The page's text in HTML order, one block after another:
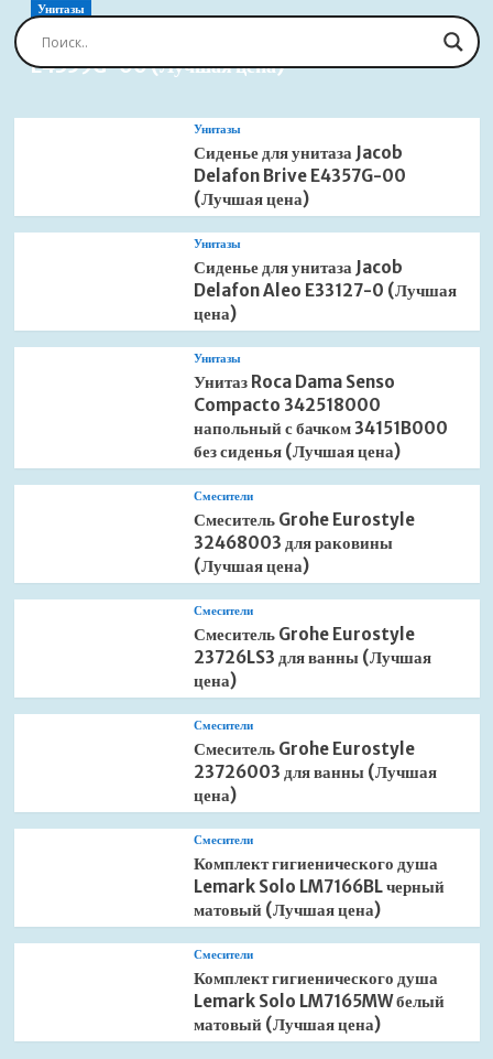
Унитазы
Сиденье для унитаза Jacob Delafon Brive
E4359G-00 (Лучшая цена)
Унитазы
Сиденье для унитаза Jacob
Delafon Brive E4357G-00
(Лучшая цена)
Унитазы
Сиденье для унитаза Jacob
Delafon Aleo E33127-0 (Лучшая
цена)
Унитазы
Унитаз Roca Dama Senso
Compacto 342518000
напольный с бачком 34151B000
без сиденья (Лучшая цена)
Смесители
Смеситель Grohe Eurostyle
32468003 для раковины
(Лучшая цена)
Смесители
Смеситель Grohe Eurostyle
23726LS3 для ванны (Лучшая
цена)
Смесители
Смеситель Grohe Eurostyle
23726003 для ванны (Лучшая
цена)
Смесители
Комплект гигиенического душа
Lemark Solo LM7166BL черный
матовый (Лучшая цена)
Смесители
Комплект гигиенического душа
Lemark Solo LM7165MW белый
матовый (Лучшая цена)